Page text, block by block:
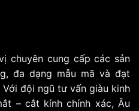
chuyên cung cấp các sản
đa dạng mẫu mã và đạt
đội ngũ tư vấn giàu kinh
– cắt kính chính xác, Âu